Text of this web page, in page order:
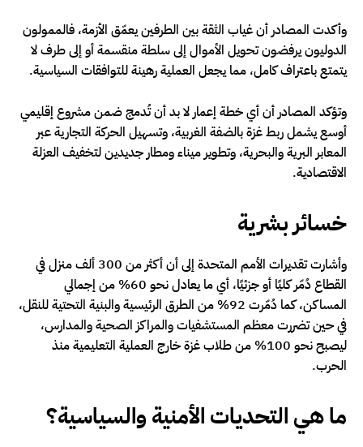
وأكدت المصادر أن غياب الثقة بين الطرفين يعمّق الأزمة، فالممولون
الدوليون يرفضون تحويل الأموال إلى سلطة منقسمة أو إلى طرف لا
يتمتع باعتراف كامل، مما يجعل العملية رهينة للتوافقات السياسية.
وتؤكد المصادر أن أي خطة إعمار لا بد أن تُدمج ضمن مشروع إقليمي
أوسع يشمل ربط غزة بالضفة الغربية، وتسهيل الحركة التجارية عبر
المعابر البرية والبحرية، وتطوير ميناء ومطار جديدين لتخفيف العزلة
الاقتصادية.
خسائر بشرية
وأشارت تقديرات الأمم المتحدة إلى أن أكثر من 300 ألف منزل في
القطاع دُمّر كليًا أو جزئيًا، أي ما يعادل نحو 60% من إجمالي
المساكن، كما دُمّرت 92% من الطرق الرئيسية والبنية التحتية للنقل،
في حين تضررت معظم المستشفيات والمراكز الصحية والمدارس،
ليصبح نحو 100% من طلاب غزة خارج العملية التعليمية منذ
الحرب.
ما هي التحديات الأمنية والسياسية؟